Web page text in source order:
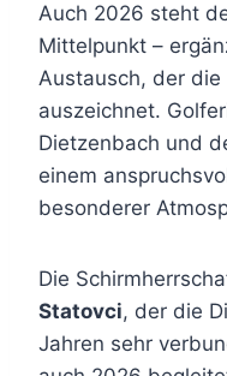
Auch 2026 steht
Mittelpunkt –
Austausch, der die
auszeichnet.
Dietzenbach und
einem
besonderer
Die
Statovci, der die
Jahren sehr